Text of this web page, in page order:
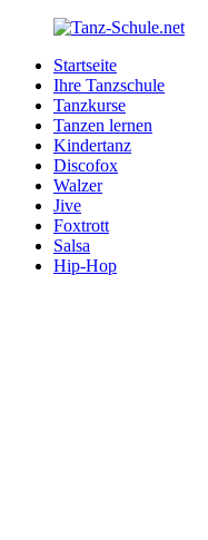
Zurück
Inhalt
Tanz-
Schule.net
Ihre
Tanzschule
Internet
Startseite
Ihre Tanzschule
Tanzkurse
Tanzen lernen
Kindertanz
Discofox
Walzer
Jive
Foxtrott
Salsa
Hip-Hop